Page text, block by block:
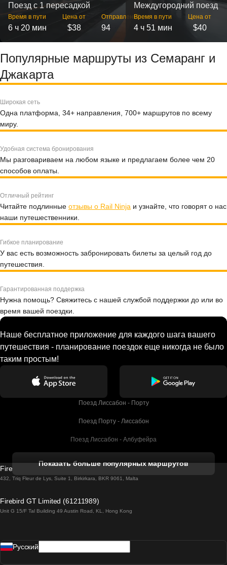
Поезд с 1 пересадкой
Время в пути
6 ч 20 мин
Цена от
$38
Отправлений
94
Междугородний поезд
Время в пути
4 ч 51 мин
Цена от
$40
Популярные маршруты из Семаранг и
Джакарта
Широкая сеть
Одна платформа, 34+ направления, 700+ маршрутов по всему
миру.
Удобная система бронирования
Мы разговариваем на любом языке и предлагаем более чем 20
способов оплаты.
Отличный рейтинг
Читайте подлинные отзывы о Rail Ninja и узнайте, что говорят о нас
наши путешественники.
Гибкое планирование
У вас есть возможность забронировать билеты за целый год до
путешествия.
Гарантированная поддержка
Нужна помощь? Свяжитесь с нашей службой поддержки до или во
время вашей поездки.
Наше бесплатное приложение для каждого шага вашего
путешествия - планирование поездок еще никогда не было
таким простым!
Поезд Лиссабон - Порту
Поезд Порту - Лиссабон
Поезд Лиссабон - Албуфейра
Поезд Лиссабон - Лагос
Поезд Лиссабон - Мадрид
Показать больше популярных маршрутов
Firebird GT Limited (OC 1451)
432, Triq Fleur de Lys, Suite 1, Birkirkara, BKR 9061, Malta
Firebird GT Limited (61211989)
Unit G 15/F Tal Building 49 Austin Road, KL, Hong Kong
Pусский